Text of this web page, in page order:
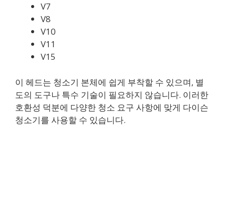
V7
V8
V10
V11
V15
이 헤드는 청소기 본체에 쉽게 부착할 수 있으며, 별
도의 도구나 특수 기술이 필요하지 않습니다. 이러한
호환성 덕분에 다양한 청소 요구 사항에 맞게 다이슨
청소기를 사용할 수 있습니다.